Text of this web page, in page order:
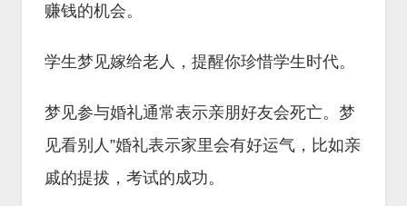
赚钱的机会。
学生梦见嫁给老人，提醒你珍惜学生时代。
梦见参与婚礼通常表示亲朋好友会死亡。梦
见看别人”婚礼表示家里会有好运气，比如亲
戚的提拔，考试的成功。